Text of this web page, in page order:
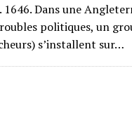
1646. Dans une
politiques, un
s’installent sur…